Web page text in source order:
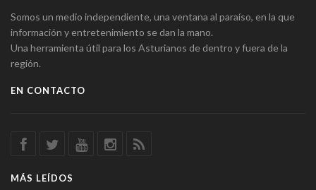
Somos un medio independiente, una ventana al paraíso, en la que
información y entretenimiento se dan la mano.
Una herramienta útil para los Asturianos de dentro y fuera de la
región.
EN CONTACTO
MÁS LEÍDOS